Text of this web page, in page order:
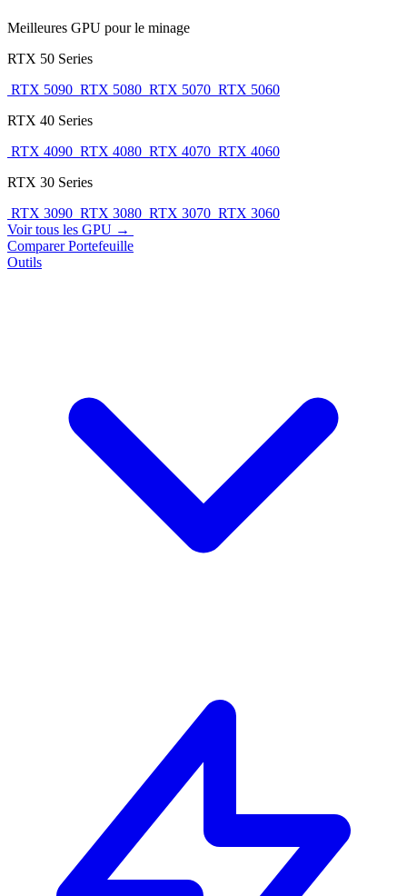
Meilleures GPU pour le minage
RTX 50 Series
RTX 5090 RTX 5080 RTX 5070 RTX 5060
RTX 40 Series
RTX 4090 RTX 4080 RTX 4070 RTX 4060
RTX 30 Series
RTX 3090 RTX 3080 RTX 3070 RTX 3060
Voir tous les GPU →
ComparerPortefeuille
Outils